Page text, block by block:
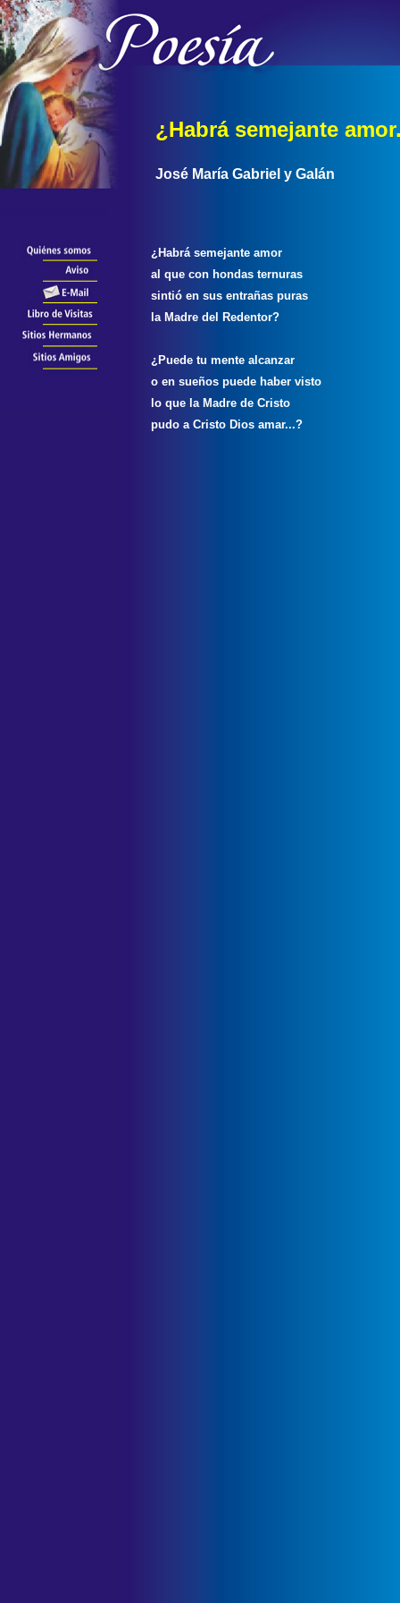
¿Habrá semejante
José María Gabriel y Galán
¿Habrá semejante amor
al que con hondas ternuras
sintió en sus entrañas puras
la Madre del Redentor?
¿Puede tu mente alcanzar
o en sueños puede haber visto
lo que la Madre de Cristo
pudo a Cristo Dios amar...?